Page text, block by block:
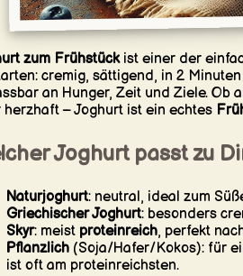
zum Frühstückist einer der
cremig, sättigend, in 2
an Hunger, Zeit und Ziele. Ob
herzhaft – Joghurt ist ein echtes
Joghurt passt zu
Naturjoghurt: neutral, ideal zum
Griechischer Joghurt: besonders
Skyr: meist proteinreich, perfekt
Pflanzlich(Soja/Hafer/Kokos): für
ist oft am proteinreichsten.